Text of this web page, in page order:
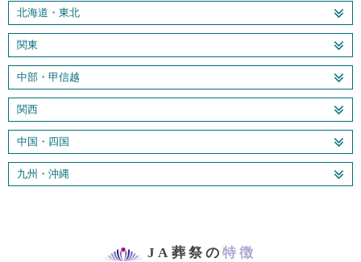
北海道・東北
関東
中部・甲信越
関西
中国・四国
九州・沖縄
JA葬祭の特徴